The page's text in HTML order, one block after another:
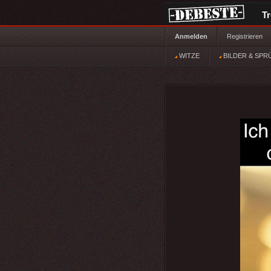
Anmelden Registrieren
WITZE BILDER &